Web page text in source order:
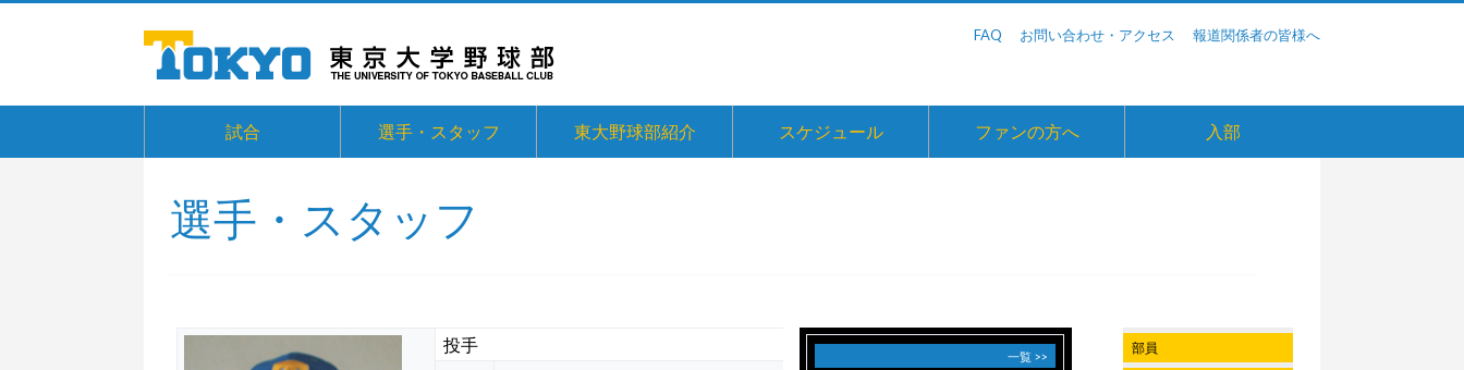
FAQ お問い合わせ・アクセス 報道関係者の皆様へ
試合 選手・スタッフ 東大野球部紹介 スケジュール ファンの方へ 入部
選手・スタッフ
投手
一覧 >>
部員